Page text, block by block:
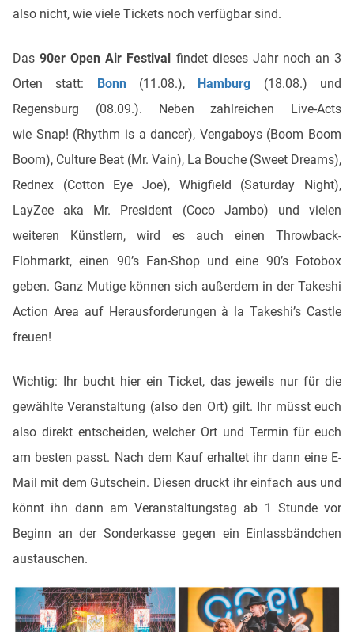
also nicht, wie viele Tickets noch verfügbar sind.
Das90er Open Air Festival findet dieses Jahr noch an 3
Orten statt: Bonn(11.08.), Hamburg (18.08.) und
Regensburg (08.09.). Neben zahlreichen Live-Acts
wie Snap! (Rhythm is a dancer), Vengaboys (Boom Boom
Boom), Culture Beat (Mr. Vain), La Bouche (Sweet Dreams),
Rednex (Cotton Eye Joe), Whigfield (Saturday Night),
LayZee aka Mr. President (Coco Jambo) und vielen
weiteren Künstlern, wird es auch einen Throwback-
Flohmarkt, einen 90’s Fan-Shop und eine 90’s Fotobox
geben. Ganz Mutige können sich außerdem in der Takeshi
Action Area auf Herausforderungen à la Takeshi’s Castle
freuen!
Wichtig: Ihr bucht hier ein Ticket, das jeweils nur für die
gewählte Veranstaltung (also den Ort) gilt. Ihr müsst euch
also direkt entscheiden, welcher Ort und Termin für euch
am besten passt. Nach dem Kauf erhaltet ihr dann eine E-
Mail mit dem Gutschein. Diesen druckt ihr einfach aus und
könnt ihn dann am Veranstaltungstag ab 1 Stunde vor
Beginn an der Sonderkasse gegen ein Einlassbändchen
austauschen.